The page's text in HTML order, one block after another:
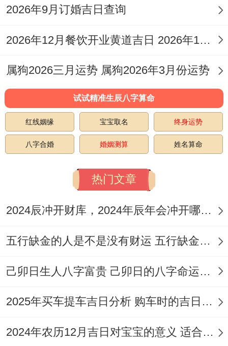
月
日
月
七
期
三
动土、安
葬；忌:置
词讼
西
金
11
十
月
星
期
宜:嫁娶、
纳采、祭
祀、修造、
栽种、安
葬；忌：破
安门
冲
煞
南
金
箔
-
11
日
十
廿
一
星
期
宜：订盟、
祀、修造、
动土、安
娶、移徙、
冲
煞
西
天
河
分
2026年9月订婚吉日查询
2026年12月餐饮开业黄道吉日 2026年12月饭店开业那天大吉
属狗2026三月运势 属狗2026年3月份运势
试试精准生辰八字算命
红线姻缘 宝宝取名 终身运势
八字合婚 婚姻测算 姓名算命
热门文章
2024辰冲开财库，2024年辰年会冲开哪些人的财库
五行缺金的人是不是没有财运 五行缺金的人命运好不好
己卯日生人八字富贵 己卯日的八字命运如何
2025年买车提车吉日分析 购车时的吉日与禁忌
2024年农历12月吉日对宝宝的意义 适合龙年宝宝出生的日子有哪些